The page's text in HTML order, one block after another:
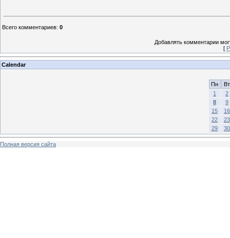
Всего комментариев: 0
Добавлять комментарии
[
Calendar
Пн
Вт
1
2
8
9
15
16
22
23
29
30
Полная версия сайта